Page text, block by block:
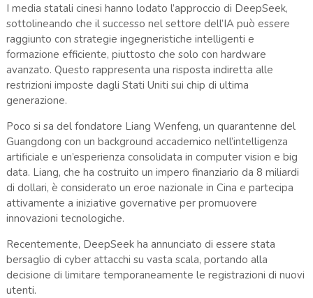
I media statali cinesi hanno lodato l’approccio di DeepSeek,
sottolineando che il successo nel settore dell’IA può essere
raggiunto con strategie ingegneristiche intelligenti e
formazione efficiente, piuttosto che solo con hardware
avanzato. Questo rappresenta una risposta indiretta alle
restrizioni imposte dagli Stati Uniti sui chip di ultima
generazione.
Poco si sa del fondatore Liang Wenfeng, un quarantenne del
Guangdong con un background accademico nell’intelligenza
artificiale e un’esperienza consolidata in computer vision e big
data. Liang, che ha costruito un impero finanziario da 8 miliardi
di dollari, è considerato un eroe nazionale in Cina e partecipa
attivamente a iniziative governative per promuovere
innovazioni tecnologiche.
Recentemente, DeepSeek ha annunciato di essere stata
bersaglio di cyber attacchi su vasta scala, portando alla
decisione di limitare temporaneamente le registrazioni di nuovi
utenti.